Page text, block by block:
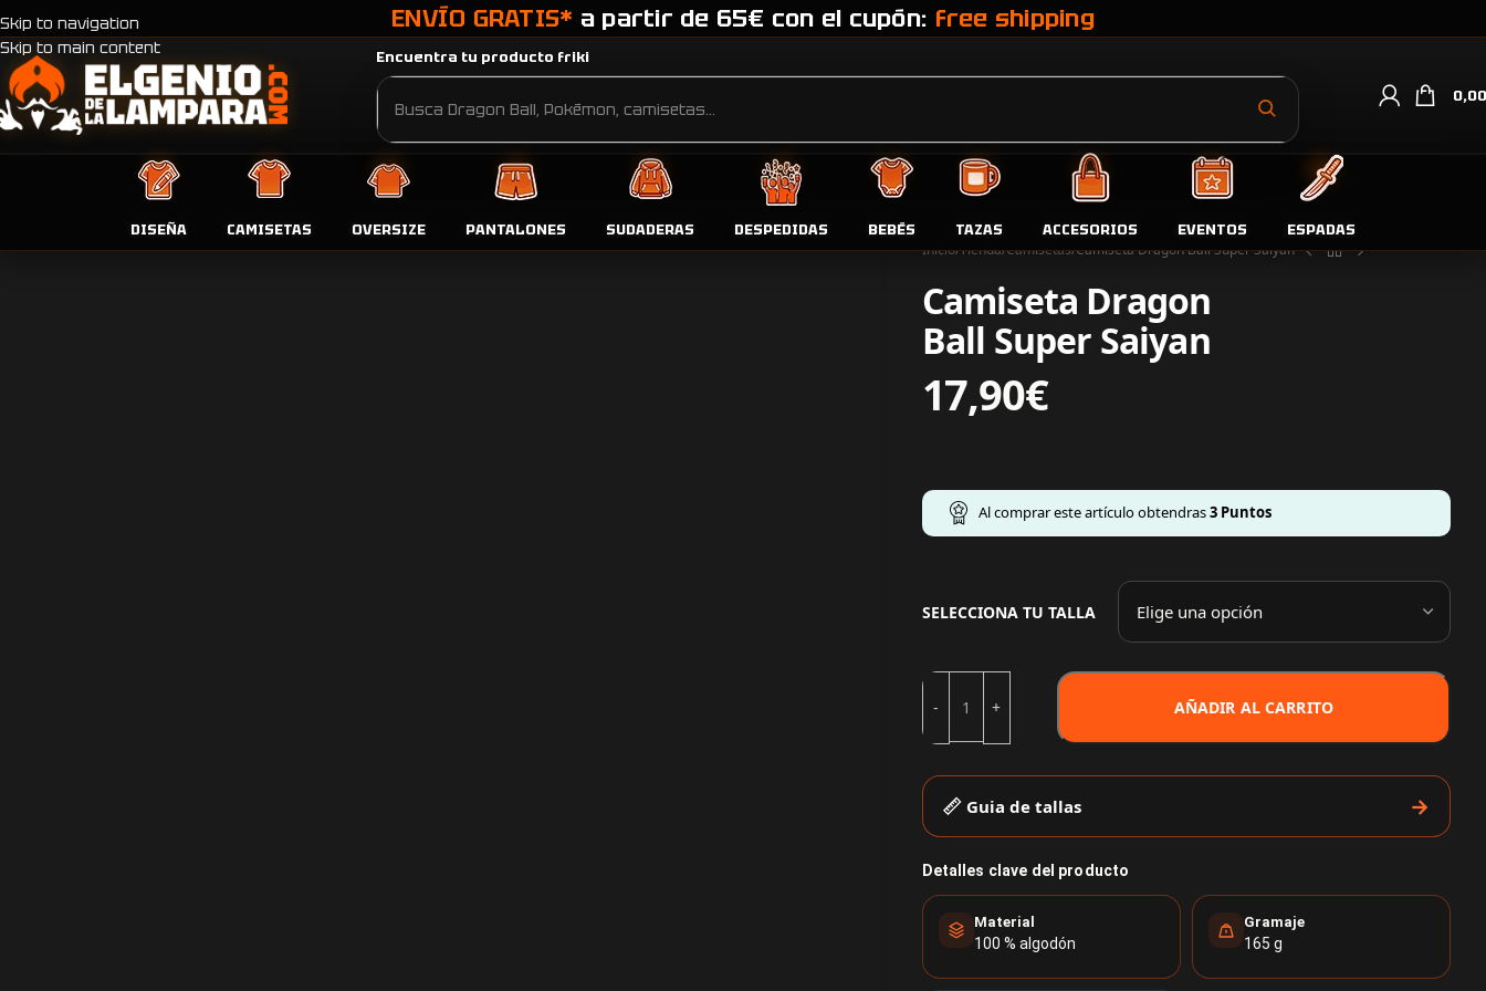
Skip to navigation
Skip to main content
ENVÍO GRATIS* a partir de 65€ con el cupón: free shipping
Encuentra tu producto friki
0,00
DISEÑA CAMISETAS OVERSIZE PANTALONES SUDADERAS DESPEDIDAS BEBÉS TAZAS ACCESORIOS EVENTOS
ESPADAS
Inicio Tienda Camisetas Camiseta Dragon Ball Super Saiyan
Camiseta Dragon
Ball Super Saiyan
17,90€
Al comprar este artículo obtendras3Puntos
SELECCIONA TU TALLA
AÑADIR AL CARRITO
Guia de tallas
Detalles clave del producto
Material
100 % algodón
Gramaje
165 g